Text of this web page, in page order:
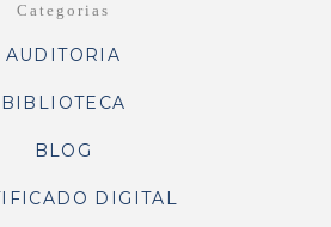
Categorias
AUDITORIA
BIBLIOTECA
BLOG
DIGITAL